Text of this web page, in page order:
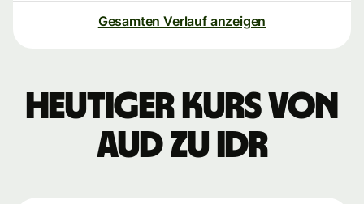
Gesamten Verlauf anzeigen
Heutiger Kurs von
AUD zu IDR